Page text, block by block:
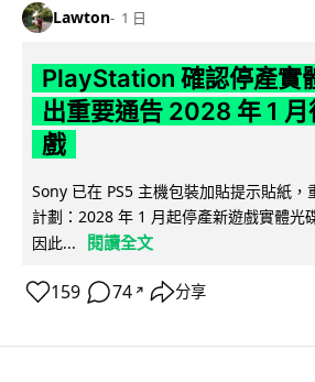
Lawton 1 日
PlayStation 確認停產實
出重要通告 2028 年 1
戲
Sony 已在 PS5 主機包裝加貼提示貼紙，
計劃：2028 年 1 月起停產新遊戲實體光
因此...
閱讀全文
159 74 ↗ 分享